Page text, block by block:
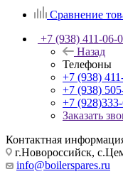
Сравнение
+7 (938) 411-06-
Назад
Телефоны
+7 (938)
+7 (938)
+7
Заказать
Контактная
г.Новороссийск,
info@boilerspares.ru